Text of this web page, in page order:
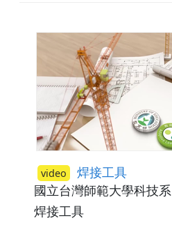
video 焊接工具
國立台灣師範大學科技系
焊接工具